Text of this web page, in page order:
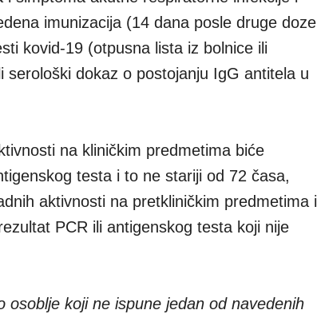
imunizacija (14 dana posle druge doze
kovid-19 (otpusna lista iz bolnice ili
dokaz o postojanju IgG antitela u
na kliničkim predmetima biće
testa i to ne stariji od 72 časa,
aktivnosti na pretkliničkim predmetima i
PCR ili antigenskog testa koji nije
koji ne ispune jedan od navedenih